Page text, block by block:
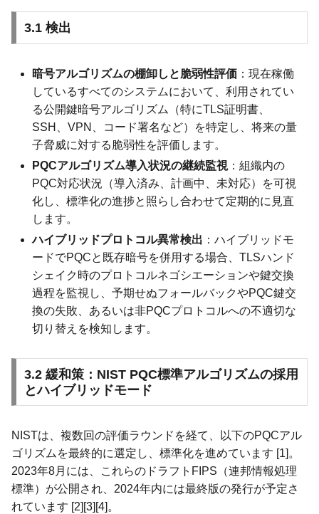
3.1 検出
暗号アルゴリズムの棚卸しと脆弱性評価 ：現在稼働
しているすべてのシステムにおいて、利用されてい
る公開鍵暗号アルゴリズム（特にTLS証明書、
SSH、VPN、コード署名など）を特定し、将来の量
子脅威に対する脆弱性を評価します。
PQCアルゴリズム導入状況の継続監視：組織内の
PQC対応状況（導入済み、計画中、未対応）を可視
化し、標準化の進捗と照らし合わせて定期的に見直
します。
ハイブリッドプロトコル異常検出 ：ハイブリッドモ
ードでPQCと既存暗号を併用する場合、TLSハンド
シェイク時のプロトコルネゴシエーションや鍵交換
過程を監視し、予期せぬフォールバックやPQC鍵交
換の失敗、あるいは非PQCプロトコルへの不適切な
切り替えを検知します。
3.2 緩和策：NIST PQC標準アルゴリズムの採用
とハイブリッドモード
NISTは、複数回の評価ラウンドを経て、以下のPQCアル
ゴリズムを最終的に選定し、標準化を進めています [1]。
2023年8月には、これらのドラフトFIPS（連邦情報処理
標準）が公開され、2024年内には最終版の発行が予定さ
れています [2][3][4]。